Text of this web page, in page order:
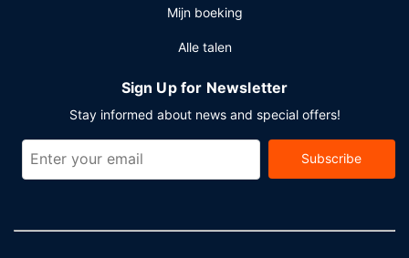
Mijn boeking
Alle talen
Sign Up for Newsletter
Stay informed about news and special offers!
Subscribe